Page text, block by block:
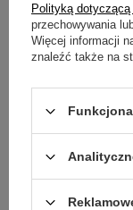
Marka Cedrus
Symbol 80101869-
OPINIE (0)
Polityką
przechowywania
Więcej informacji
znaleźć także na